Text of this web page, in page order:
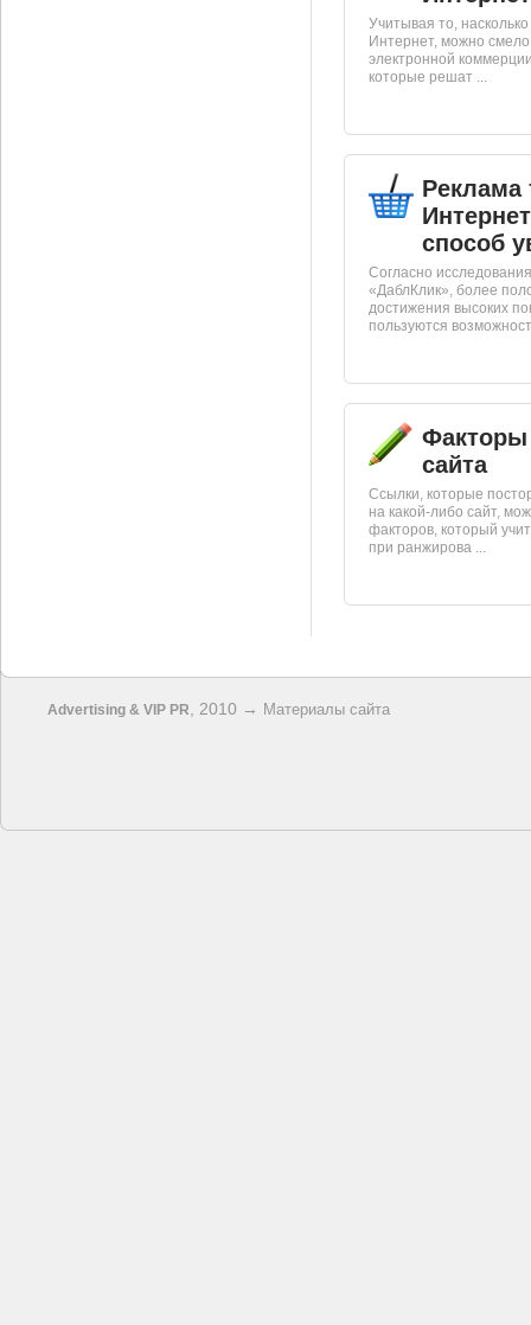
Учитывая то,
Интернет, можно
электронной
которые решат ...
Реклама
способ
Согласно
«ДаблКлик», более
достижения высоких
пользуются
сайта
Ссылки, которые
на какой-либо сайт,
факторов, который
при ранжирова ...
Advertising & VIP PR , 2010 → Материалы сайта